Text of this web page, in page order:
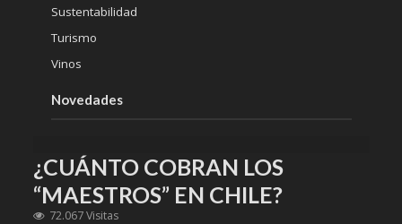
Sustentabilidad
Turismo
Vinos
Novedades
¿CUÁNTO COBRAN LOS
“MAESTROS” EN CHILE?
72.067 Visitas